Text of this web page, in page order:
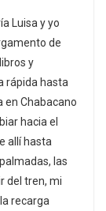
Luisa y yo
de
y
rápida hasta
en Chabacano
hacia el
allí hasta
las
del tren, mi
recarga